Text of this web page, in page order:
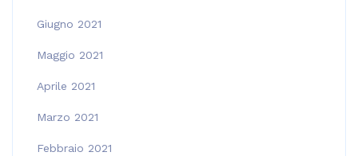
Giugno 2021
Maggio 2021
Aprile 2021
Marzo 2021
Febbraio 2021